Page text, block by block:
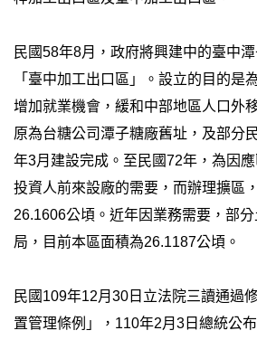
民國58年8月，政府將興建中的臺中
「臺中加工出口區」。設立的目的是
增加就業機會，緩和中部地區人口外
原為台糖公司潭子糖廠舊址，及部分
年3月建設完成。至民國72年，為因
投資人前來設廠的需要，而辦理擴區
26.1606公頃。近年因業務需要，部
局，目前本區面積為26.1187公頃。
民國109年12月30日立法院三讀通過
置管理條例」，110年2月3日總統公